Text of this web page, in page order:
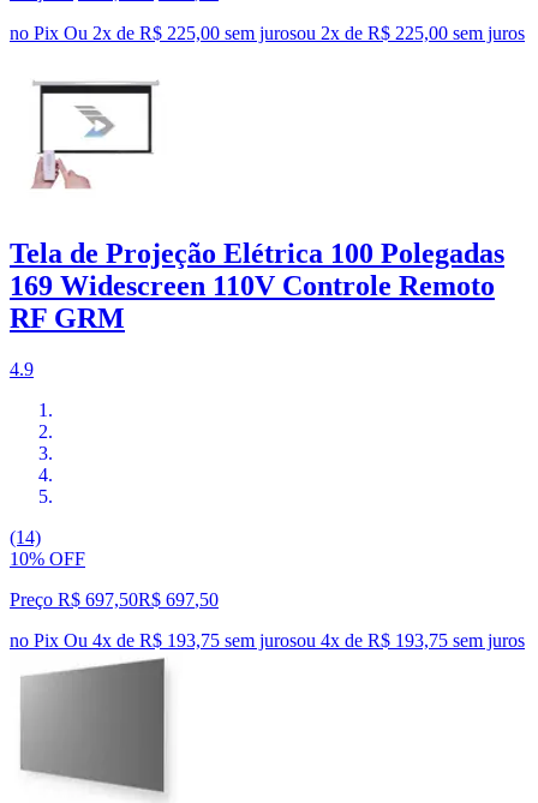
no Pix Ou 2x de R$ 225,00 sem jurosou 2x de R$ 225,00 sem juros
Tela de Projeção Elétrica 100 Polegadas
169 Widescreen 110V Controle Remoto
RF GRM
4.9
(14)
10% OFF
Preço R$ 697,50R$ 697,50
no Pix Ou 4x de R$ 193,75 sem jurosou 4x de R$ 193,75 sem juros